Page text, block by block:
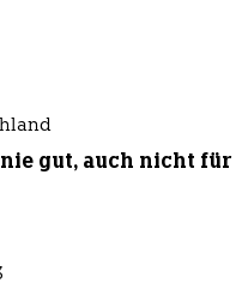
gut, auch nicht für